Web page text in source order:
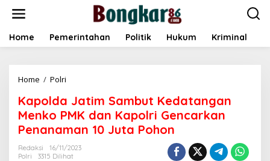
t
Home Pemerintahan Politik Hukum Kriminal
Home / Polri
p
o
d
a
J
Kapolda Jatim Sambut Kedatangan
Menko PMK dan Kapolri Gencarkan
Penanaman 10 Juta Pohon
Redaksi
16/11/2023
Polri
3315 Dilihat